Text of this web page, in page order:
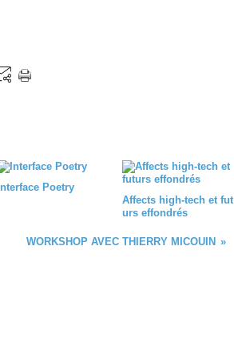
Interface Poetry
Affects high-tech et fut
urs effondrés
WORKSHOP AVEC THIERRY MICOUIN